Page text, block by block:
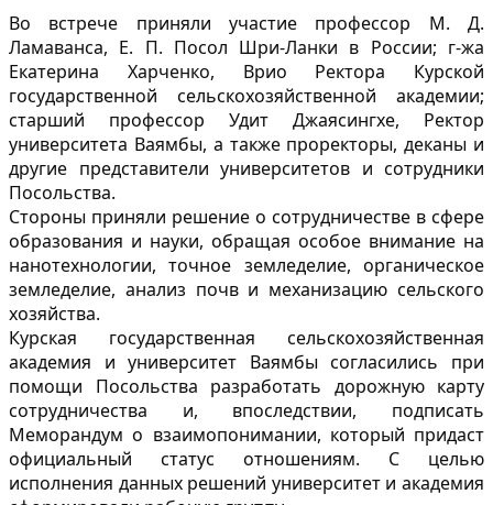
Во встрече приняли участие профессор М. Д.
Ламаванса, Е. П. Посол Шри-Ланки в России; г-жа
Екатерина Харченко, Врио Ректора Курской
государственной сельскохозяйственной академии;
старший профессор Удит Джаясингхе, Ректор
университета Ваямбы, а также проректоры, деканы и
другие представители университетов и сотрудники
Посольства.
Стороны приняли решение о сотрудничестве в сфере
образования и науки, обращая особое внимание на
нанотехнологии, точное земледелие, органическое
земледелие, анализ почв и механизацию сельского
хозяйства.
Курская государственная сельскохозяйственная
академия и университет Ваямбы согласились при
помощи Посольства разработать дорожную карту
сотрудничества и, впоследствии, подписать
Меморандум о взаимопонимании, который придаст
официальный статус отношениям. С целью
исполнения данных решений университет и академия